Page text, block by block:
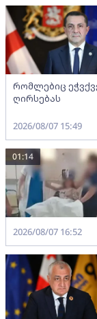
რომლებიც
ღირსებას
2026/08/07 15:49
01:14
2026/08/07 16:52